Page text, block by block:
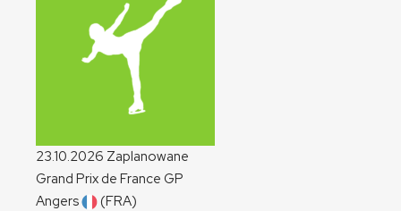
23.10.2026 Zaplanowane
Grand Prix de France GP
Angers
(FRA)